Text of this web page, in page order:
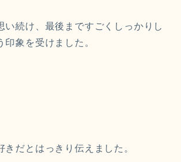
い続け、最後まですごくしっかりし
印象を受けました。
きだとはっきり伝えました。